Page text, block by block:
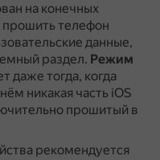
на конечных
прошить телефон
данные,
раздел. Режим
даже тогда, когда
никакая часть iOS
прошитый в
рекомендуется